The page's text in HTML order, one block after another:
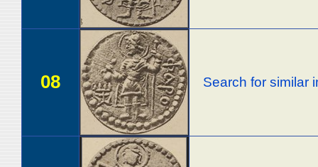
08 Search for similar